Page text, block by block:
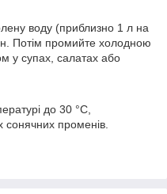
воду (приблизно 1 л на
Потім промийте холодною
у супах, салатах або
до 30 °C,
променів.